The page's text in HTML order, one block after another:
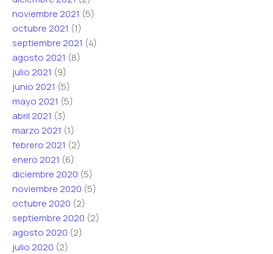
noviembre 2021 (5)
octubre 2021 (1)
septiembre 2021 (4)
agosto 2021 (8)
julio 2021 (9)
junio 2021 (5)
mayo 2021 (5)
abril 2021 (3)
marzo 2021 (1)
febrero 2021 (2)
enero 2021 (6)
diciembre 2020 (5)
noviembre 2020 (5)
octubre 2020 (2)
septiembre 2020 (2)
agosto 2020 (2)
julio 2020 (2)